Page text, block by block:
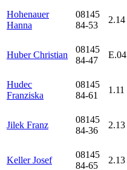
Hohenauer
Hanna
08145
84-53
2.14
Huber Christian
08145
84-47
E.04
Hudec
Franziska
08145
84-61
1.11
Jilek Franz
08145
84-36
2.13
Keller Josef
08145
84-65
2.13